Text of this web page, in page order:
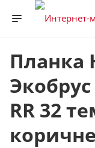
Планка
Экобрус
RR 32